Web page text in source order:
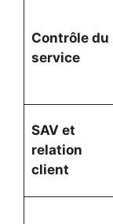
Contrôle du
service
SAV et
relation
client